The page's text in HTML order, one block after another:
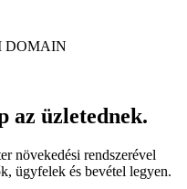
DOMAIN
az üzletednek.
növekedési rendszerével
ügyfelek és bevétel legyen.